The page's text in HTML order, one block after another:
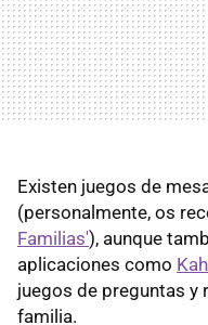
Existen juegos de
(personalmente, os
Familias'), aunque
aplicaciones como
juegos de preguntas y
familia.